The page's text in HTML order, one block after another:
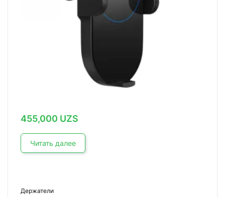
455,000 UZS
Читать далее
Держатели
Этот